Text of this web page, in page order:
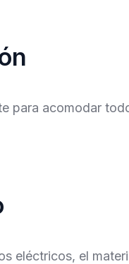
para acomodar
eléctricos, el